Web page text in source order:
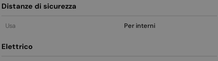
Distanze di sicurezza
Usa Per interni
Elettrico